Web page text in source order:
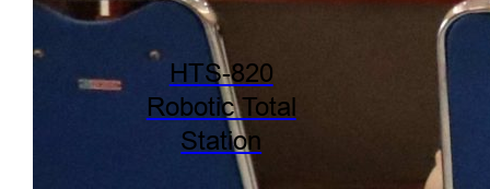
HTS-820
Robotic Total
Station